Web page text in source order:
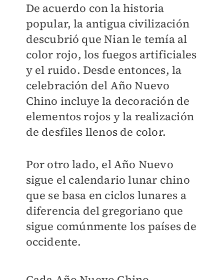
De acuerdo con la historia
popular, la antigua civilización
descubrió que Nian le temía al
color rojo, los fuegos artificiales
y el ruido. Desde entonces, la
celebración del Año Nuevo
Chino incluye la decoración de
elementos rojos y la realización
de desfiles llenos de color.
Por otro lado, el Año Nuevo
sigue el calendario lunar chino
que se basa en ciclos lunares a
diferencia del gregoriano que
sigue comúnmente los países de
occidente.